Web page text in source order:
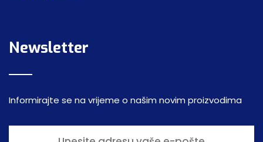
Newsletter
Informirajte se na vrijeme o našim novim proizvodima